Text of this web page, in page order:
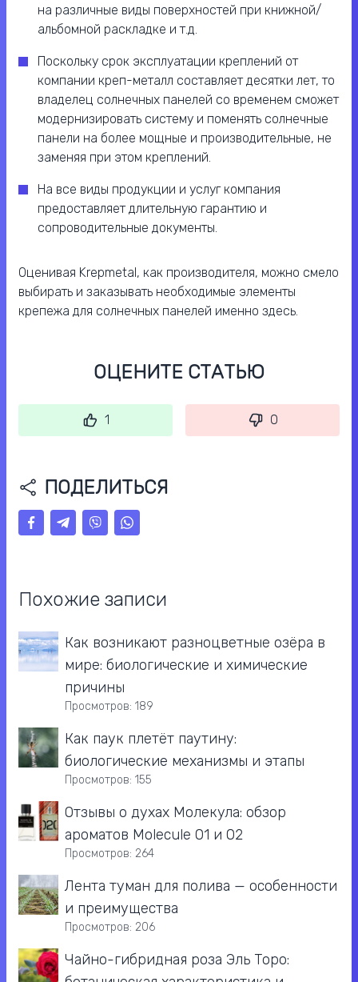
на различные виды поверхностей при книжной/
альбомной раскладке и т.д.
Поскольку срок эксплуатации креплений от
компании креп-металл составляет десятки лет, то
владелец солнечных панелей со временем сможет
модернизировать систему и поменять солнечные
панели на более мощные и производительные, не
заменяя при этом креплений.
На все виды продукции и услуг компания
предоставляет длительную гарантию и
сопроводительные документы.
Оценивая Krepmetal, как производителя, можно смело
выбирать и заказывать необходимые элементы
крепежа для солнечных панелей именно здесь.
ОЦЕНИТЕ СТАТЬЮ
1 0
ПОДЕЛИТЬСЯ
Похожие записи
Как возникают разноцветные озёра в
мире: биологические и химические
причины
Просмотров: 189
Как паук плетёт паутину:
биологические механизмы и этапы
Просмотров: 155
Отзывы о духах Молекула: обзор
ароматов Molecule 01 и 02
Просмотров: 264
Лента туман для полива — особенности
и преимущества
Просмотров: 206
Чайно-гибридная роза Эль Торо: